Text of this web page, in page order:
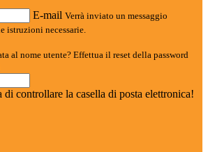
E-mail Verrà inviato un messaggio
istruzioni necessarie.
al nome utente? Effettua il reset della password
controllare la casella di posta elettronica!